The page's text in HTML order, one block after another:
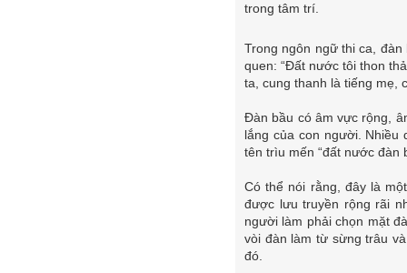
trong tâm trí.
Trong ngôn ngữ thi ca,
quen: “Đất nước tôi thon
ta, cung thanh là tiếng mẹ,
Đàn bầu có âm vực rộng,
lắng của con người. Nhiều
tên trìu mến “đất nước đàn
Có thể nói rằng, đây là
được lưu truyền rộng rãi
người làm phải chọn mặt
vòi đàn làm từ sừng trâu
đó.